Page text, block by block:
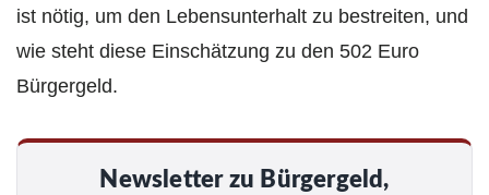
ist nötig, um den Lebensunterhalt zu bestreiten, und
wie steht diese Einschätzung zu den 502 Euro
Bürgergeld.
Newsletter zu Bürgergeld,